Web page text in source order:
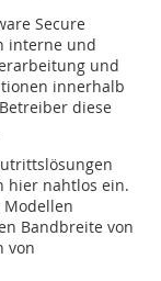
Secure
interne und
und
innerhalb
diese
hier nahtlos ein.
Modellen
Bandbreite von
von